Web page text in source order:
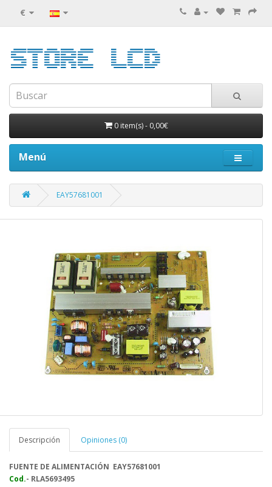
€
0 item(s)- 0,00€
Menú
EAY57681001
Descripción Opiniones (0)
FUENTE DE ALIMENTACIÓN EAY57681001
Cod.- RLA5693495